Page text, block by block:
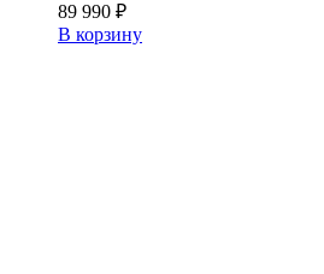
89 990 ₽
В корзину